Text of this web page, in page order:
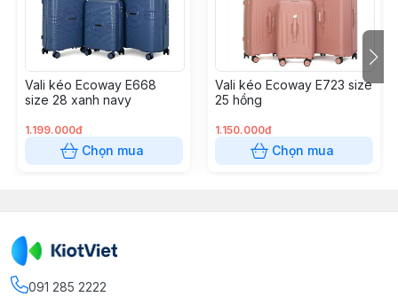
Vali kéo Ecoway E668
size 28 xanh navy
1.199.000đ
Chọn mua
Vali kéo Ecoway E723 size
25 hồng
1.150.000đ
Chọn mua
091 285 2222